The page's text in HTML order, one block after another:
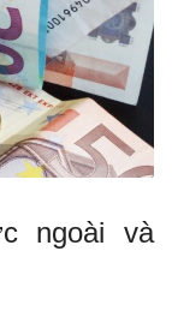
ngoài và